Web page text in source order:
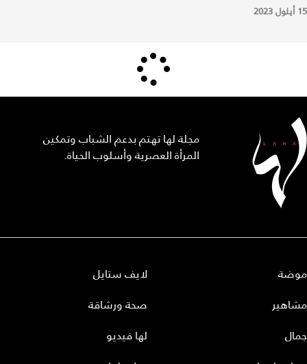
15 أيلول 2023
مجلة لها تهتم بدعم الشباب وتمكين
المرأة العصرية وأسلوب الحياة.
موضة
مشاهير
جمال
لايف ستايل
صحة ورشاقة
لها فيديو